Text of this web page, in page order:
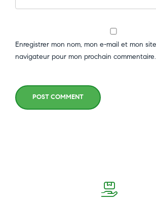
Enregistrer mon nom, mon e-mail et mon
navigateur pour mon prochain commentaire.
POST COMMENT